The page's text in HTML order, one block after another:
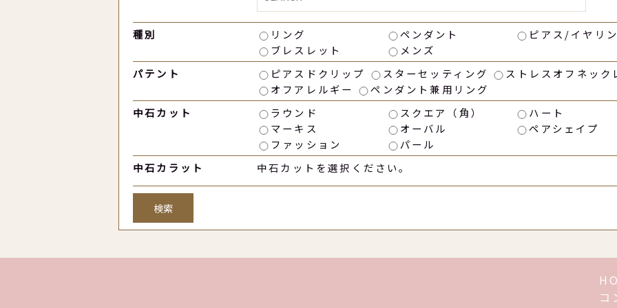
種別 リング ペンダント
ピアス/イヤリ
ブレスレット
メンズ
パテント
ピアスドクリップ スターセッティング
ストレスオフネック
オフアレルギー
ペンダント兼用リング
中石カット
ラウンド スクエア（角）
ハート
マーキス
オーバル
ペアシェイプ
ファッション
パール
中石カラット
中石カットを選択ください。
検索
コ